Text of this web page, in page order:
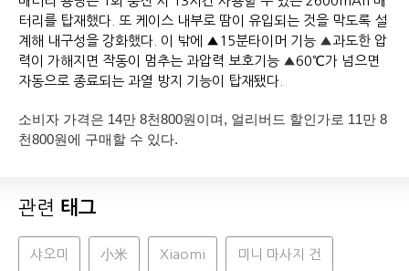
터리를 탑재했다. 또 케이스 내부로 땀이 유입되는 것을 막도록 설
계해 내구성을 강화했다. 이 밖에 ▲15분타이머 기능 ▲ 과도한 압
력이 가해지면 작동이 멈추는 과압력 보호기능 ▲60℃가 넘으면
자동으로 종료되는 과열 방지 기능이 탑재됐다.
소비자 가격은 14만 8천800원이며, 얼리버드 할인가로 11만 8
천800원에 구매할 수 있다.
관련 태그
샤오미 小米 Xiaomi 미니 마사지 건